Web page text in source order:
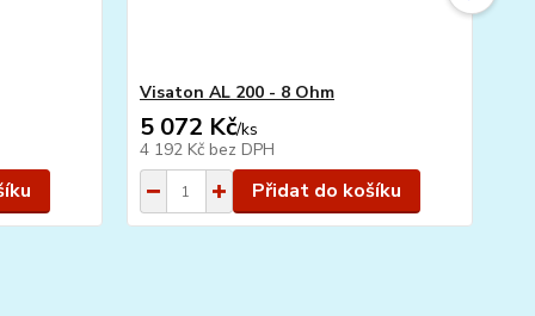
Visaton AL 200 - 8 Ohm
5 072 Kč/ks
4 192 Kč bez DPH
Přidat do košíku